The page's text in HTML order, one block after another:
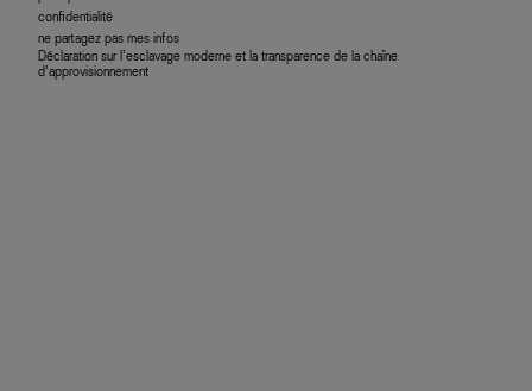
confidentialité
ne partagez pas mes infos
Déclaration sur l’esclavage moderne et la transparence de la chaîne
d’approvisionnement